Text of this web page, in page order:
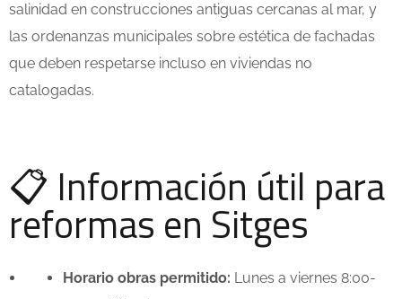
salinidad en construcciones antiguas cercanas al mar, y
las ordenanzas municipales sobre estética de fachadas
que deben respetarse incluso en viviendas no
catalogadas.
📋 Información útil para
reformas en Sitges
Horario obras permitido: Lunes a viernes 8:00-